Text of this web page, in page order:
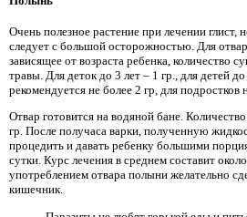
Очень полезное растение при лечении глист,
следует с большой осторожностью. Для
зависящее от возраста ребенка, количество
травы. Для деток до 3 лет – 1 гр., для детей
рекомендуется не более 2 гр, для подростков
Отвар готовится на водяной бане.
гр. После получаса варки, полученную
процедить и давать ребенку большими
сутки. Курс лечения в среднем составит
употреблением отвара полыни желательно
кишечник.